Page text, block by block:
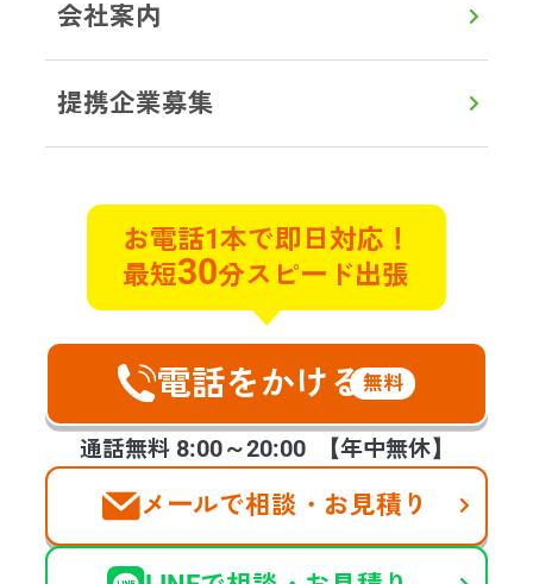
会社案内
提携企業募集
お電話1本で即日対応！
最短30分スピード出張
電話をかける無料
通話無料 8:00～20:00 【年中無休】
メールで相談・お見積り
初めての方へ対応エリアよくある質問
サービス
遺品整理遺品買取特殊清掃
不用品回収
貴重品探索ゴミ屋敷片付け遺品の合同供養
不動産整理･買取ハウスクリーニング空家整理
生前整理 福祉整理
お客様の声会社案内提携企業様の募集
©2025 days,Inc